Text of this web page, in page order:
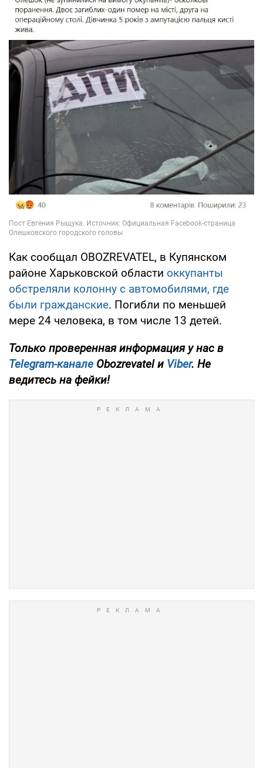
Как сообщал OBOZREVATEL, в Купянском
районе Харьковской области оккупанты
обстреляли колонну с автомобилями, где
были гражданские. Погибли по меньшей
мере 24 человека, в том числе 13 детей.
Только проверенная информация у нас в
Telegram-канале Obozrevatel и Viber. Не
ведитесь на фейки!